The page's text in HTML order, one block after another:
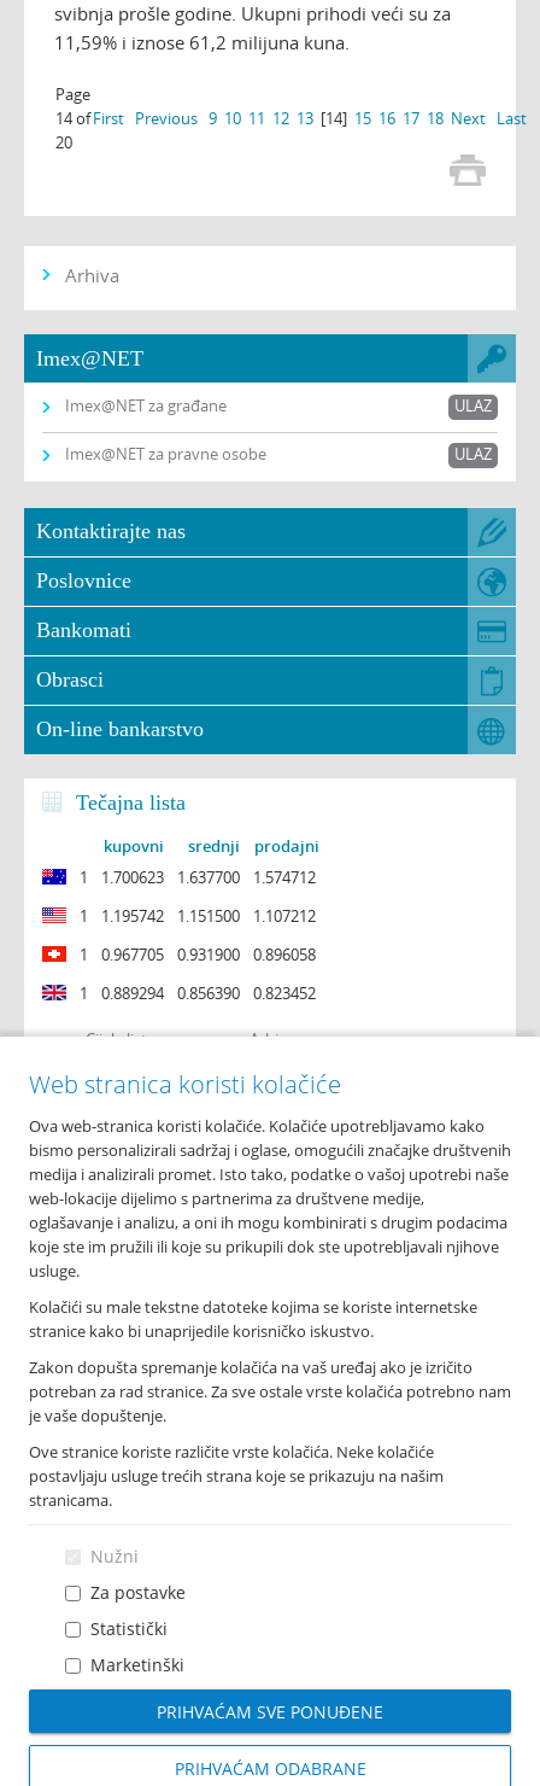
svibnja prošle godine. Ukupni prihodi veći su za
11,59% i iznose 61,2 milijuna kuna.
Page
14 of
20
First Previous 9 10 11 12 13 [14] 15 16 17 18 Next Last
Arhiva
Imex@NET
Imex@NET za građane ULAZ
Imex@NET za pravne osobe ULAZ
Kontaktirajte nas
Poslovnice
Bankomati
Obrasci
On-line bankarstvo
Tečajna lista
kupovni srednji
prodajni
1
1.700623 1.637700
1.574712
1
1.195742 1.151500
1.107212
1
0.967705 0.931900
0.896058
1
0.889294 0.856390 0.823452
Cijela lista Arhiva
O nama
Osnovni podaci
Podružnice i poslovnice
Bankomati
Financijska izvješća
Novosti
Imex banka d.d.
Tolstojeva 6, 21 000 Split
F: +385 021 345 588
info@imexbanka.hr
Info telefon
072 24 24 23
Web stranica koristi kolačiće
Ova web-stranica koristi kolačiće. Kolačiće upotrebljavamo kako
bismo personalizirali sadržaj i oglase, omogućili značajke društvenih
medija i analizirali promet. Isto tako, podatke o vašoj upotrebi naše
web-lokacije dijelimo s partnerima za društvene medije,
oglašavanje i analizu, a oni ih mogu kombinirati s drugim podacima
koje ste im pružili ili koje su prikupili dok ste upotrebljavali njihove
usluge.
Kolačići su male tekstne datoteke kojima se koriste internetske
stranice kako bi unaprijedile korisničko iskustvo.
Zakon dopušta spremanje kolačića na vaš uređaj ako je izričito
potreban za rad stranice. Za sve ostale vrste kolačića potrebno nam
je vaše dopuštenje.
Ove stranice koriste različite vrste kolačića. Neke kolačiće
postavljaju usluge trećih strana koje se prikazuju na našim
stranicama.
Nužni
Za postavke
Statistički
Marketinški
PRIHVAĆAM SVE PONUĐENE
PRIHVAĆAM ODABRANE